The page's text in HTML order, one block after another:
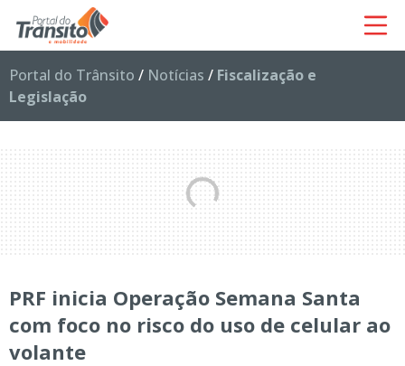
Portal do Trânsito / Notícias / Fiscalização e
Legislação
PRF inicia Operação Semana Santa
com foco no risco do uso de celular ao
volante